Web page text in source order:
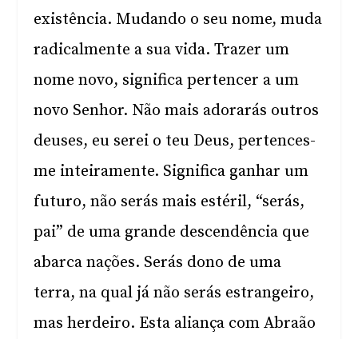
existência. Mudando o seu nome, muda
radicalmente a sua vida. Trazer um
nome novo, significa pertencer a um
novo Senhor. Não mais adorarás outros
deuses, eu serei o teu Deus, pertences-
me inteiramente. Significa ganhar um
futuro, não serás mais estéril, “serás,
pai” de uma grande descendência que
abarca nações. Serás dono de uma
terra, na qual já não serás estrangeiro,
mas herdeiro. Esta aliança com Abraão